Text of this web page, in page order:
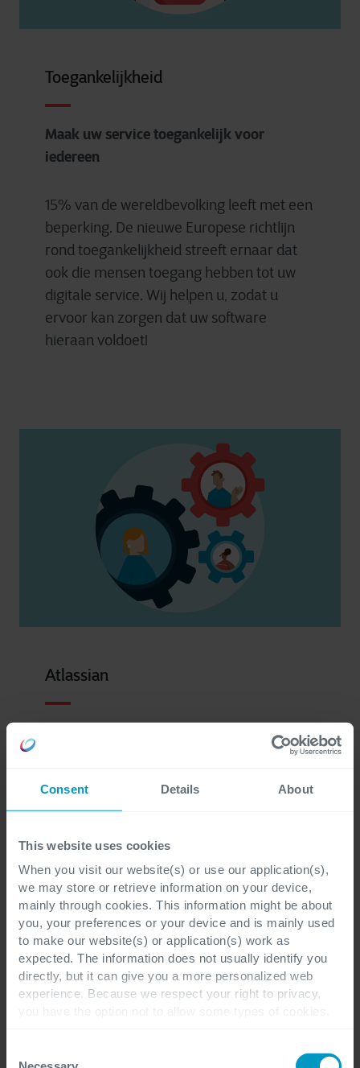
Consent Details About
This website uses cookies
When you visit our website(s) or use our application(s),
we may store or retrieve information on your device,
mainly through cookies. This information might be about
you, your preferences or your device and is mainly used
to make our website(s) or application(s) work as
expected. The information does not usually identify you
directly, but it can give you a more personalized web
experience. Because we respect your right to privacy,
you disable certain cookies, you should be aware that
Toegankelijkheid
Maak uw service toegankelijk voor
iedereen
15% van de wereldbevolking leeft met een
beperking. De nieuwe Europese richtlijn
rond toegankelijkheid streeft ernaar dat
ook die mensen toegang hebben tot uw
digitale service. Wij helpen u, zodat u
ervoor kan zorgen dat uw software
hieraan voldoet!
Atlassian
Verbeter de samenwerking en afstemming
integratie van de verschillende Atlassian-
tools binnen uw enterprise-architectuur.